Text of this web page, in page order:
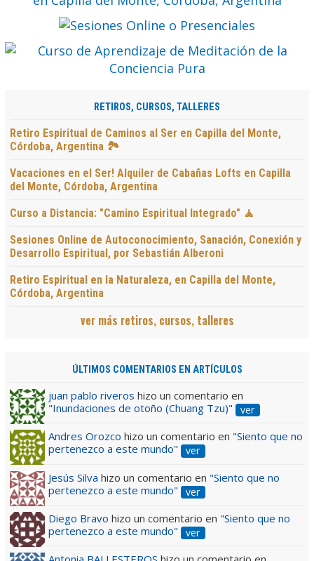
RETIROS, CURSOS, TALLERES
Retiro Espiritual de Caminos al Ser en Capilla del Monte,
Córdoba, Argentina 🏞️
Vacaciones en el Ser! Alquiler de Cabañas Lofts en Capilla
del Monte, Córdoba, Argentina
Curso a Distancia: "Camino Espiritual Integrado" 🧘
Sesiones Online de Autoconocimiento, Sanación, Conexión y
Desarrollo Espiritual, por Sebastián Alberoni
Retiro Espiritual en la Naturaleza, en Capilla del Monte,
Córdoba, Argentina
ver más retiros, cursos, talleres
ÚLTIMOS COMENTARIOS EN ARTÍCULOS
juan pablo riveros hizo un comentario en
"Inundaciones de otoño (Chuang Tzu)"
ver
Andres Orozco hizo un comentario en "Siento que no
pertenezco a este mundo"
ver
Jesús Silva hizo un comentario en "Siento que no
pertenezco a este mundo"
ver
Diego Bravo hizo un comentario en "Siento que no
pertenezco a este mundo"
ver